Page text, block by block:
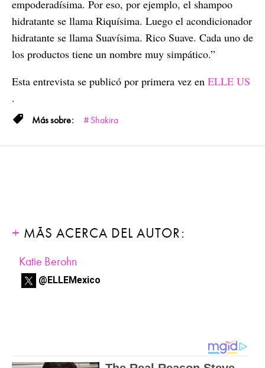
empoderadísima. Por eso, por ejemplo, el shampoo
hidratante se llama Riquísima. Luego el acondicionador
hidratante se llama Suavísima. Rico Suave. Cada uno de
los productos tiene un nombre muy simpático.”
Esta entrevista se publicó por primera vez en ELLE US
.
Shakira
MÁS ACERCA DEL AUTOR:
Katie Berohn
@ELLEMexico